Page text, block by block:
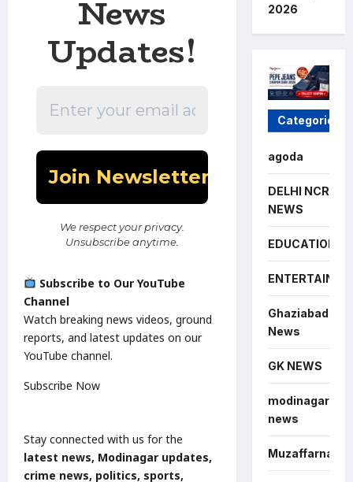
News
Updates!
We respect your privacy.
Unsubscribe anytime.
Subscribe to Our YouTube
Channel
Watch breaking news videos, ground
reports, and latest updates on our
YouTube channel.
Subscribe Now
Stay connected with us for the
latest news, Modinagar updates,
crime news, politics, sports,
2026
Categories
agoda
DELHI NCR
NEWS
EDUCATION
Ghaziabad
News
GK NEWS
modinagar
news
Muzaffarnagar